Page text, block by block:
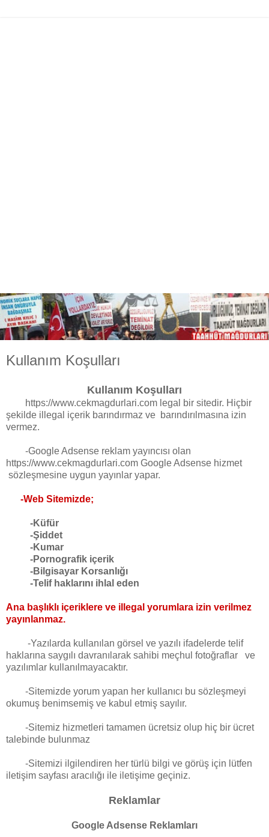
Kullanım Koşulları
Kullanım Koşulları
https://www.cekmagdurlari.com legal bir sitedir. Hiçbir
şekilde illegal içerik barındırmaz ve barındırılmasına izin
vermez.
-Google Adsense reklam yayıncısı olan
https://www.cekmagdurlari.com Google Adsense hizmet
sözleşmesine uygun yayınlar yapar.
-Web Sitemizde;
-Küfür
-Şiddet
-Kumar
-Pornografik içerik
-Bilgisayar Korsanlığı
-Telif haklarını ihlal eden
Ana başlıklı içeriklere ve illegal yorumlara izin verilmez
yayınlanmaz.
-Yazılarda kullanılan görsel ve yazılı ifadelerde telif
haklarına saygılı davranılarak sahibi meçhul fotoğraflar ve
yazılımlar kullanılmayacaktır.
-Sitemizde yorum yapan her kullanıcı bu sözleşmeyi
okumuş benimsemiş ve kabul etmiş sayılır.
-Sitemiz hizmetleri tamamen ücretsiz olup hiç bir ücret
talebinde bulunmaz
-Sitemizi ilgilendiren her türlü bilgi ve görüş için lütfen
iletişim sayfası aracılığı ile iletişime geçiniz.
Reklamlar
Google Adsense Reklamları